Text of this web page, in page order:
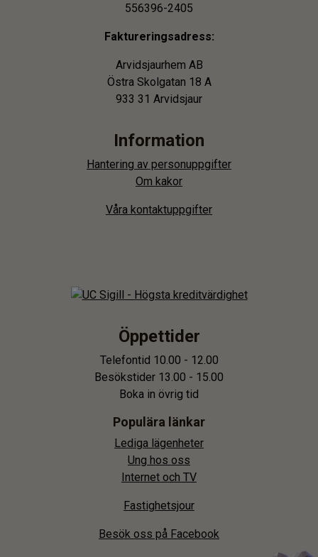
556396-2405
Faktureringsadress:
Arvidsjaurhem AB
Östra Skolgatan 18 A
933 31 Arvidsjaur
Information
Hantering av personuppgifter
Om kakor
Våra kontaktuppgifter
Öppettider
Telefontid 10.00 - 12.00
Besökstider 13.00 - 15.00
Boka in övrig tid
Populära länkar
Lediga lägenheter
Ung hos oss
Internet och TV
Fastighetsjour
Besök oss på Facebook